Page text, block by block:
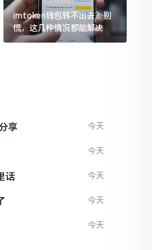
imtoken钱包转不出去？别
慌，这几种情况都能解决
享 今天
今天
话 今天
今天
今天